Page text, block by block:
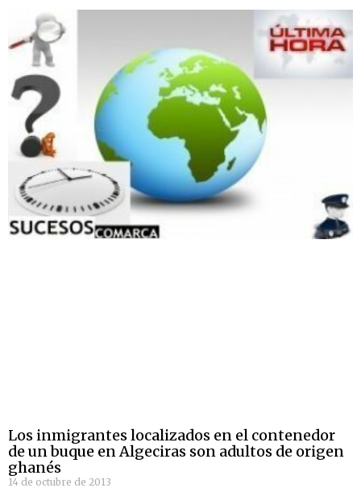
Los inmigrantes localizados en el contenedor
de un buque en Algeciras son adultos de origen
ghanés
14 de octubre de 2013